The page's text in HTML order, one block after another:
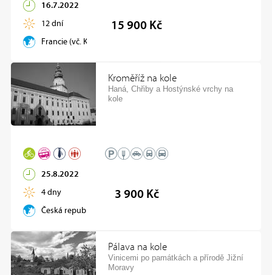
16.7.2022
12 dní
Francie (vč. Korsiky)
15 900 Kč
Kroměříž na kole
Haná, Chřiby a Hostýnské vrchy na
kole
25.8.2022
4 dny
Česká republika
3 900 Kč
Pálava na kole
Vinicemi po památkách a přírodě Jižní
Moravy